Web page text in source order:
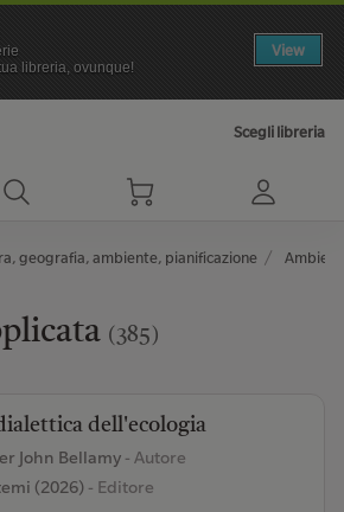
libreria, ovunque!
View
Scegli libreria
geografia, ambiente, pianificazione
(385)
dell'ecologia
John Bellamy - Autore
(2026)- Editore